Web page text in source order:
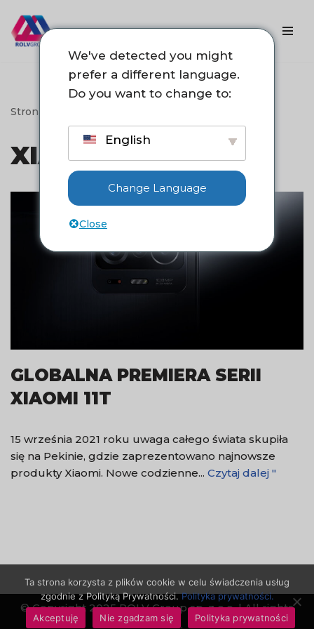
Przejdź
Strona główna
XIAOMI 11T PRO
GLOBALNA PREMIERA SERII
XIAOMI 11T
15 września 2021 roku uwaga całego świata skupiła
się na Pekinie, gdzie zaprezentowano najnowsze
produkty Xiaomi. Nowe codzienne... Czytaj dalej "
© Copyright 2025 ROLV Group sp. z o.o. | All rights
reserved.
We've detected you might
prefer a different language.
Do you want to change to:
English
Change Language
Close
Ta strona korzysta z plików cookie w celu świadczenia usług
zgodnie z Polityką Prywatności.Polityka prywatności.
Akceptuję
Nie zgadzam się Polityka prywatności